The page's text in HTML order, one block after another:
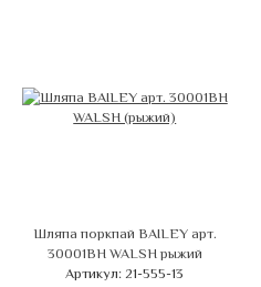
Шляпа поркпай BAILEY арт.
30001BH WALSH рыжий
Артикул: 21-555-13